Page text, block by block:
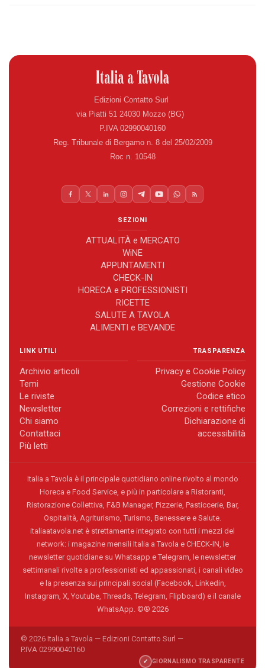
Edizioni Contatto Surl
via Piatti 51 24030 Mozzo (BG)
P.IVA 02990040160
Reg. Tribunale di Bergamo n. 8 del 25/02/2009
Roc n. 10548
SEZIONI
ATTUALITÀ e MERCATO
WiNE
APPUNTAMENTI
CHECK-IN
HORECA e PROFESSIONISTI
RICETTE
SALUTE A TAVOLA
ALIMENTI e BEVANDE
LINK UTILI
Archivio articoli
Temi
Le riviste
Newsletter
Chi siamo
Contattaci
Più letti
TRASPARENZA
Privacy e Cookie Policy
Gestione Cookie
Codice etico
Correzioni e rettifiche
Dichiarazione di
accessibilità
Italia a Tavola è il principale quotidiano online rivolto al mondo
Horeca e Food Service, e più in particolare a Ristoranti,
Ristorazione Collettiva, F&B Manager, Pizzerie, Pasticcerie, Bar,
Ospitalità, Agriturismo, Turismo, Benessere e Salute.
italiaatavola.net è strettamente integrato con tutti i mezzi del
network: i magazine mensili Italia a Tavola e CHECK-IN, le
newsletter quotidiane su Whatsapp e Telegram, le newsletter
settimanali rivolte a professionisti ed appassionati, i canali video
e la presenza sui principali social (Facebook, Linkedin,
Instagram, X, Youtube, Threads, Telegram, Flipboard) e il canale
WhatsApp. ©® 2026
© 2026 Italia a Tavola — Edizioni Contatto Surl —
P.IVA 02990040160
✓ GIORNALISMO TRASPARENTE